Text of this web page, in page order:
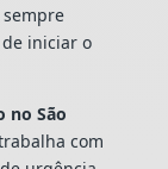
sempre
iniciar o
no São
com